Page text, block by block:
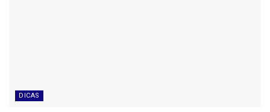
DICAS